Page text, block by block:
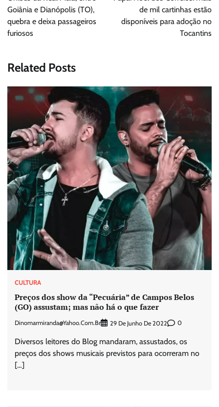
Post
Goiânia e Dianópolis (TO),
quebra e deixa passageiros
furiosos
de mil cartinhas estão
disponíveis para adoção no
Tocantins
Related Posts
CULTURA
Preços dos show da “Pecuária” de Campos Belos
(GO) assustam; mas não há o que fazer
Dinomarmiranda@yahoo.com.br 29 De Junho De 2022 0
Diversos leitores do Blog mandaram, assustados, os
preços dos shows musicais previstos para ocorreram no
[…]